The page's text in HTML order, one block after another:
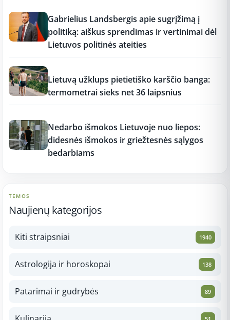
Gabrielius Landsbergis apie sugrįžimą į
politiką: aiškus sprendimas ir vertinimai dėl
Lietuvos politinės ateities
Lietuvą užklups pietietiško karščio banga:
termometrai sieks net 36 laipsnius
Nedarbo išmokos Lietuvoje nuo liepos:
didesnės išmokos ir griežtesnės sąlygos
bedarbiams
TEMOS
Naujienų kategorijos
Kiti straipsniai 1940
Astrologija ir horoskopai 138
Patarimai ir gudrybės 89